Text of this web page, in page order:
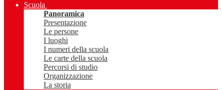
Scuola
Panoramica
Presentazione
Le persone
I luoghi
I numeri della scuola
Le carte della scuola
Percorsi di studio
Organizzazione
La storia